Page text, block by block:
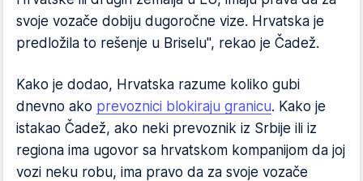
svoje vozače dobiju dugoročne vize. Hrvatska je
predložila to rešenje u Briselu", rekao je Čadež.
Kako je dodao, Hrvatska razume koliko gubi
dnevno ako prevoznici blokiraju granicu. Kako je
istakao Čadež, ako neki prevoznik iz Srbije ili iz
regiona ima ugovor sa hrvatskom kompanijom da joj
vozi neku robu, ima pravo da za svoje vozače